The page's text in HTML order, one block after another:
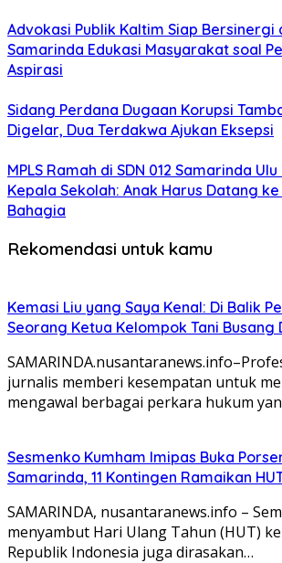
Advokasi Publik Kaltim Siap Bersinergi
Samarinda Edukasi Masyarakat soal
Aspirasi
Sidang Perdana Dugaan Korupsi
Digelar, Dua Terdakwa Ajukan Eksepsi
MPLS Ramah di SDN 012 Samarinda
Kepala Sekolah: Anak Harus Datang
Bahagia
Rekomendasi untuk kamu
Kemasi Liu yang Saya Kenal: Di Balik
Seorang Ketua Kelompok Tani Busang
jurnalis memberi kesempatan untuk
mengawal berbagai perkara hukum
Sesmenko Kumham Imipas Buka
Samarinda, 11 Kontingen Ramaikan
SAMARINDA, nusantaranews.info –
menyambut Hari Ulang Tahun (HUT)
Republik Indonesia juga dirasakan…